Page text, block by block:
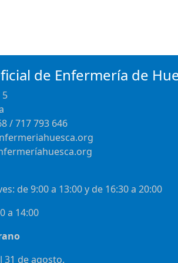
de Enfermería de
5
/ 717 793 646
de 9:00 a 13:00 y de 16:30 a 20:00
a 14:00
31 de agosto.